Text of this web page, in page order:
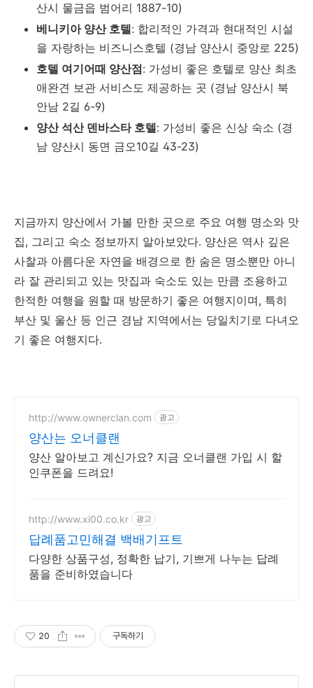
산시 물금읍 범어리 1887-10)
베니키아 양산 호텔: 합리적인 가격과 현대적인 시설
을 자랑하는 비즈니스호텔 (경남 양산시 중앙로 225)
호텔 여기어때 양산점: 가성비 좋은 호텔로 양산 최초
애완견 보관 서비스도 제공하는 곳 (경남 양산시 북
안남 2길 6-9)
양산 석산 덴바스타 호텔: 가성비 좋은 신상 숙소 (경
남 양산시 동면 금오10길 43-23)
지금까지 양산에서 가볼 만한 곳으로 주요 여행 명소와 맛
집, 그리고 숙소 정보까지 알아보았다. 양산은 역사 깊은
사찰과 아름다운 자연을 배경으로 한 숨은 명소뿐만 아니
라 잘 관리되고 있는 맛집과 숙소도 있는 만큼 조용하고
한적한 여행을 원할 때 방문하기 좋은 여행지이며, 특히
부산 및 울산 등 인근 경남 지역에서는 당일치기로 다녀오
기 좋은 여행지다.
http://www.ownerclan.com 광고
양산는 오너클랜
양산 알아보고 계신가요? 지금 오너클랜 가입 시 할
인쿠폰을 드려요!
http://www.xi00.co.kr 광고
답례품고민해결 백배기프트
다양한 상품구성, 정확한 납기, 기쁘게 나누는 답례
품을 준비하였습니다
20 구독하기